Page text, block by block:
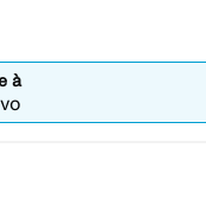
à